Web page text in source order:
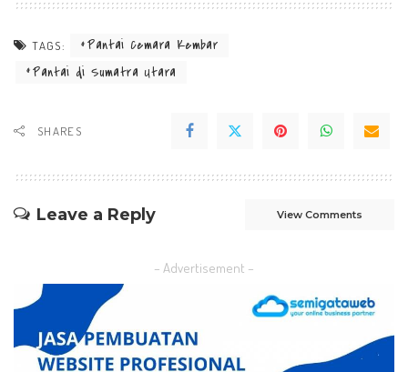
TAGS:
Pantai Cemara Kembar
Pantai di Sumatra Utara
SHARES
Leave a Reply View Comments
– Advertisement –